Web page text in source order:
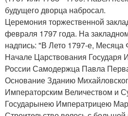
будущего дворца набросал.
Церемония торжественной
февраля 1797 года. На
надпись: "В Лето 1797-е, Месяца
Начале Царствования Государя
России Самодержца Павла
Основание Зданию
Императорским Величеством и
Государынею Императрицею